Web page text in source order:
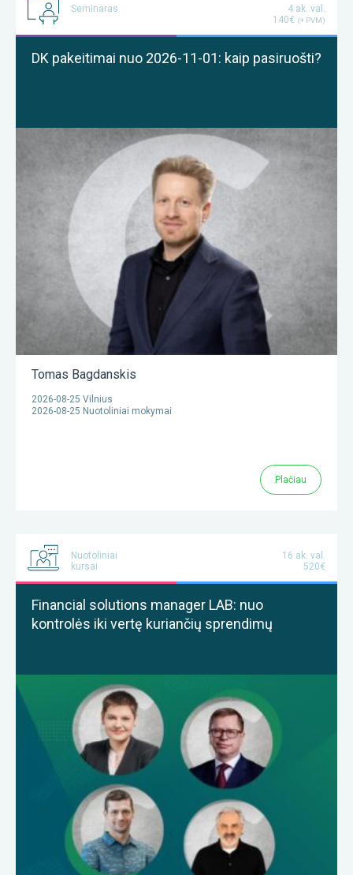
Seminaras
4 ak. val.
140€ (+ PVM)
DK pakeitimai nuo 2026-11-01: kaip pasiruošti?
Tomas Bagdanskis
2026-08-25 Vilnius
2026-08-25 Nuotoliniai mokymai
Plačiau
Nuotoliniai
kursai
16 ak. val.
520€
Financial solutions manager LAB: nuo
kontrolės iki vertę kuriančių sprendimų